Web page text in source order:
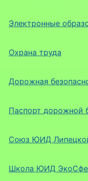
Электронные
Охрана труда
Дорожная
Паспорт дорожной
Союз ЮИД
Школа ЮИД